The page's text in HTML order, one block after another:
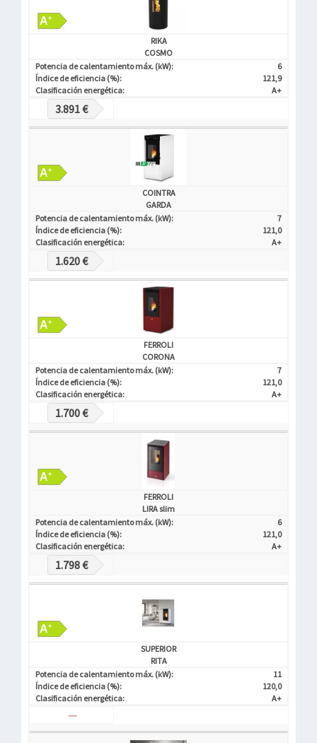
RIKA
COSMO
Potencia de calentamiento máx. (kW):
6
Índice de eficiencia (%):
121,9
Clasificación energética:
A+
3.891 €
COINTRA
GARDA
Potencia de calentamiento máx. (kW):
7
Índice de eficiencia (%):
121,0
Clasificación energética:
A+
1.620 €
FERROLI
CORONA
Potencia de calentamiento máx. (kW):
7
Índice de eficiencia (%):
121,0
Clasificación energética:
A+
1.700 €
FERROLI
LIRA slim
Potencia de calentamiento máx. (kW):
6
Índice de eficiencia (%):
121,0
Clasificación energética:
A+
1.798 €
SUPERIOR
RITA
Potencia de calentamiento máx. (kW):
11
Índice de eficiencia (%):
120,0
Clasificación energética:
A+
—